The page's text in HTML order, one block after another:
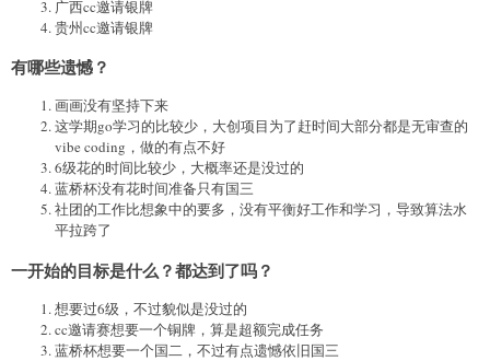
广西cc邀请银牌
贵州cc邀请银牌
有哪些遗憾？
画画没有坚持下来
这学期go学习的比较少，大创项目为了赶时间大部分都是无审查的
vibe coding，做的有点不好
6级花的时间比较少，大概率还是没过的
蓝桥杯没有花时间准备只有国三
社团的工作比想象中的要多，没有平衡好工作和学习，导致算法水
平拉跨了
一开始的目标是什么？都达到了吗？
想要过6级，不过貌似是没过的
cc邀请赛想要一个铜牌，算是超额完成任务
蓝桥杯想要一个国二，不过有点遗憾依旧国三